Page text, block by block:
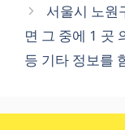
서울시 노원
면 그 중에 1 곳
등 기타 정보를